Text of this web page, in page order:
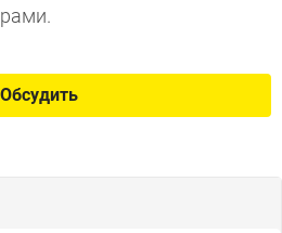
Обсудить